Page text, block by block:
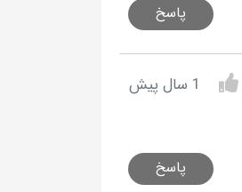
پاسخ
1 سال پیش
پاسخ